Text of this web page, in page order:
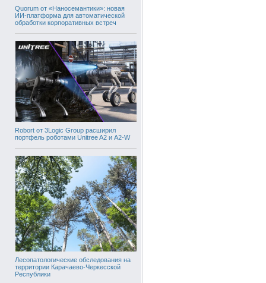
Quorum от «Наносемантики»: новая
ИИ-платформа для автоматической
обработки корпоративных встреч
Robort от 3Logic Group расширил
портфель роботами Unitree A2 и A2-W
Лесопатологические обследования на
территории Карачаево-Черкесской
Республики